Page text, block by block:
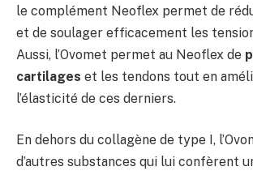
le complément Neoflex permet de
et de soulager efficacement les
Aussi, l’Ovomet permet au Neoflex de
cartilages et les tendons tout en
l’élasticité de ces derniers.
En dehors du collagène de type I,
d’autres substances qui lui confèrent